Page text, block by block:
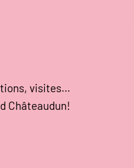
visites…
Châteaudun!